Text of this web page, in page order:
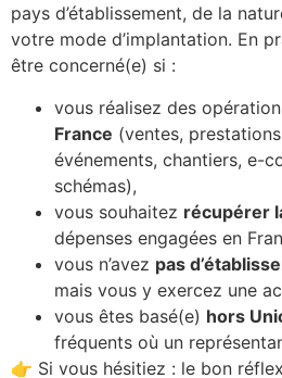
pays d’établissement, de la
votre mode d’implantation. En
être concerné(e) si :
vous réalisez des
France (ventes,
événements, chantiers, e-
schémas),
vous souhaitez récupérer
dépenses engagées en
vous n’avez pas
mais vous y exercez une
vous êtes basé(e) hors
fréquents où un
👉 Si vous hésitiez : le bon